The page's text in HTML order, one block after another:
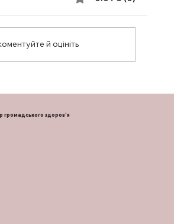
ЗУБІВ ВЕТЕРАНАМ І
й оцініть
громадського здоров'я